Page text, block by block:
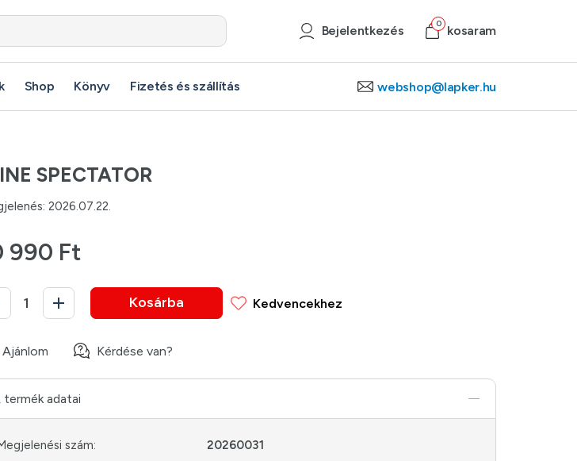
Bejelentkezés kosaram
0
Shop Könyv Fizetés és szállítás webshop@lapker.hu
SPECTATOR
2026.07.22.
990 Ft
Kosárba Kedvencekhez
Ajánlom Kérdése van?
termék adatai
szám:
20260031